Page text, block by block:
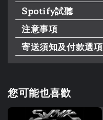
Spotify試聽
注意事項
寄送須知及付款選項
您可能也喜歡